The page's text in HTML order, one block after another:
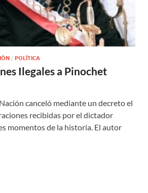
/ POLÍTICA
Ilegales a Pinochet
canceló mediante un decreto el
recibidas por el dictador
momentos de la historia. El autor